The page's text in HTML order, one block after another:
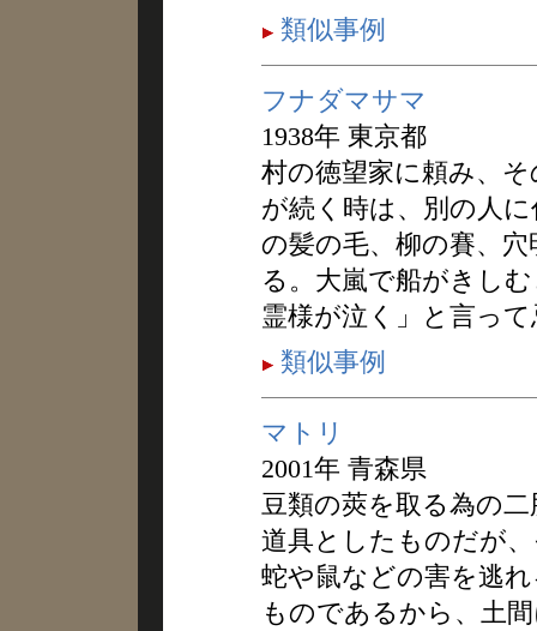
類似事例
フナダマサマ
1938年 東京都
村の徳望家に頼み、
が続く時は、別の人
の髪の毛、柳の賽、
る。大嵐で船がきし
霊様が泣く」と言っ
類似事例
マトリ
2001年 青森県
豆類の莢を取る為の
道具としたものだが
蛇や鼠などの害を逃
ものであるから、土